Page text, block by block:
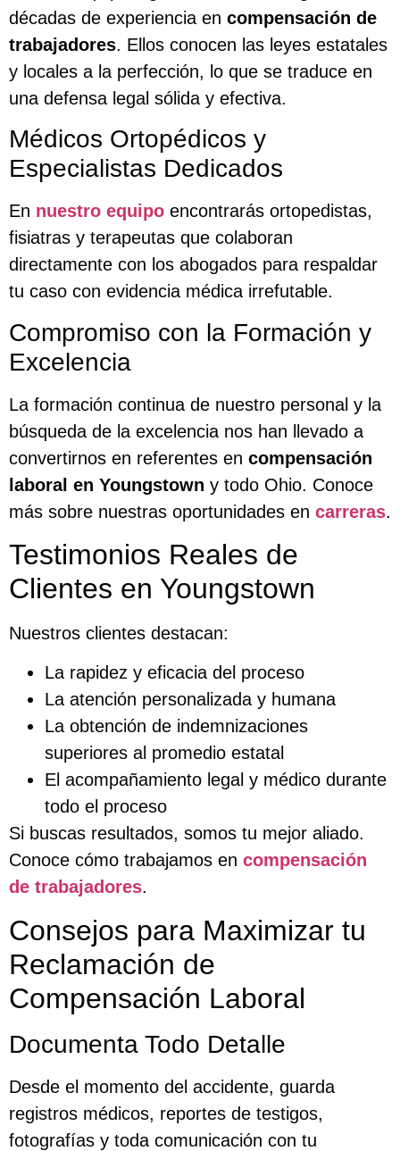
décadas de experiencia en compensación de
trabajadores. Ellos conocen las leyes estatales
y locales a la perfección, lo que se traduce en
una defensa legal sólida y efectiva.
Médicos Ortopédicos y
Especialistas Dedicados
En nuestro equipo encontrarás ortopedistas,
fisiatras y terapeutas que colaboran
directamente con los abogados para respaldar
tu caso con evidencia médica irrefutable.
Compromiso con la Formación y
Excelencia
La formación continua de nuestro personal y la
búsqueda de la excelencia nos han llevado a
convertirnos en referentes en compensación
laboral en Youngstown y todo Ohio. Conoce
más sobre nuestras oportunidades en carreras.
Testimonios Reales de
Clientes en Youngstown
Nuestros clientes destacan:
La rapidez y eficacia del proceso
La atención personalizada y humana
La obtención de indemnizaciones
superiores al promedio estatal
El acompañamiento legal y médico durante
todo el proceso
Si buscas resultados, somos tu mejor aliado.
Conoce cómo trabajamos en compensación
de trabajadores.
Consejos para Maximizar tu
Reclamación de
Compensación Laboral
Documenta Todo Detalle
Desde el momento del accidente, guarda
registros médicos, reportes de testigos,
fotografías y toda comunicación con tu